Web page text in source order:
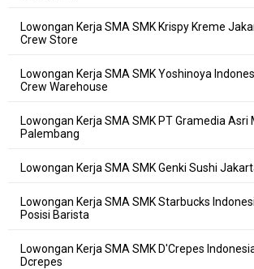
Lowongan Kerja SMA SMK Krispy Kreme
Crew Store
Lowongan Kerja SMA SMK Yoshinoya
Crew Warehouse
Lowongan Kerja SMA SMK PT Gramedia Asri
Palembang
Lowongan Kerja SMA SMK Genki Sushi
Lowongan Kerja SMA SMK Starbucks
Posisi Barista
Lowongan Kerja SMA SMK D'Crepes
Dcrepes